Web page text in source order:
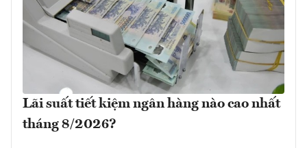
Lãi suất tiết kiệm ngân hàng nào cao nhất
tháng 8/2026?